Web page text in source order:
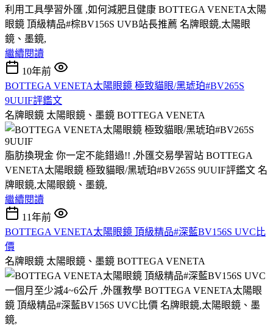
利用工具學習外匯 ,如何減肥且健康 BOTTEGA VENETA太陽
眼鏡 頂級精品#棕BV156S UVB站長推薦 名牌眼鏡,太陽眼
鏡、墨鏡,
繼續閱讀
10年前
BOTTEGA VENETA太陽眼鏡 極致貓眼/黑琥珀#BV265S
9UUIF評鑑文
名牌眼鏡 太陽眼鏡、墨鏡 BOTTEGA VENETA
脂肪換現金 你一定不能錯過!! ,外匯交易學習站 BOTTEGA
VENETA太陽眼鏡 極致貓眼/黑琥珀#BV265S 9UUIF評鑑文 名
牌眼鏡,太陽眼鏡、墨鏡,
繼續閱讀
11年前
BOTTEGA VENETA太陽眼鏡 頂級精品#深藍BV156S UVC比
價
名牌眼鏡 太陽眼鏡、墨鏡 BOTTEGA VENETA
一個月至少減4~6公斤 ,外匯教學 BOTTEGA VENETA太陽眼
鏡 頂級精品#深藍BV156S UVC比價 名牌眼鏡,太陽眼鏡、墨
鏡,